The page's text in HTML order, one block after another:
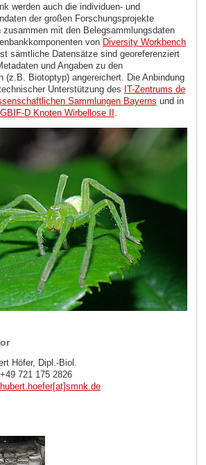
werden auch die individuen- und
der großen Forschungsprojekte
mit den Belegsammlungsdaten
von Diversity Workbench
sämtliche Datensätze sind georeferenziert
und Angaben zu den
(z.B. Biotoptyp) angereichert. Die Anbindung
Unterstützung des IT-Zentrums de
Sammlungen Bayerns und in
GBIF-D Knoten Wirbellose II .
Höfer, Dipl.-Biol.
721 175 2826
hubert.hoefer[at]smnk.de